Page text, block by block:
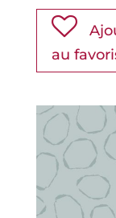
au